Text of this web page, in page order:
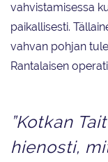
vahvistamisessa
paikallisesti.
vahvan pohjan
Rantalaisen
”Kotkan
hienosti,